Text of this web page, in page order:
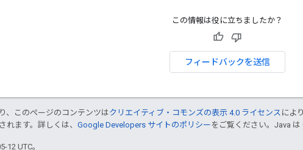
この情報は役に立ちましたか？
フィードバックを送信
、このページのコンテンツはクリエイティブ・コモンズの表示 4.0 ライセンス によ
れます。詳しくは、 Google Developers サイトのポリシー をご覧ください。Java
12 UTC。